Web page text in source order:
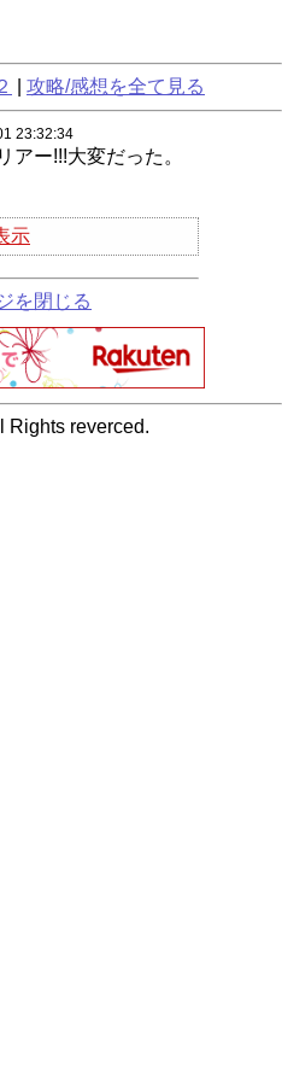
攻略/感想を全て見る
23:32:34
アー!!!大変だった。
示
を閉じる
Rights reverced.